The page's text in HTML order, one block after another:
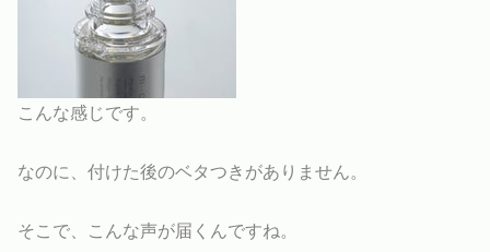
こんな感じです。
なのに、付けた後のベタつきがありません。
そこで、こんな声が届くんですね。